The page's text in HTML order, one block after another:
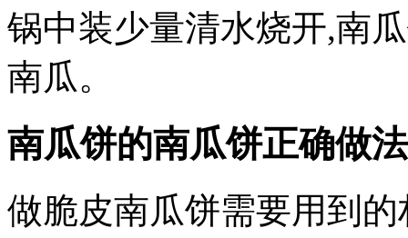
锅中装少量清水烧开,南
南瓜。
南瓜饼的南瓜饼正确做
做脆皮南瓜饼需要用到